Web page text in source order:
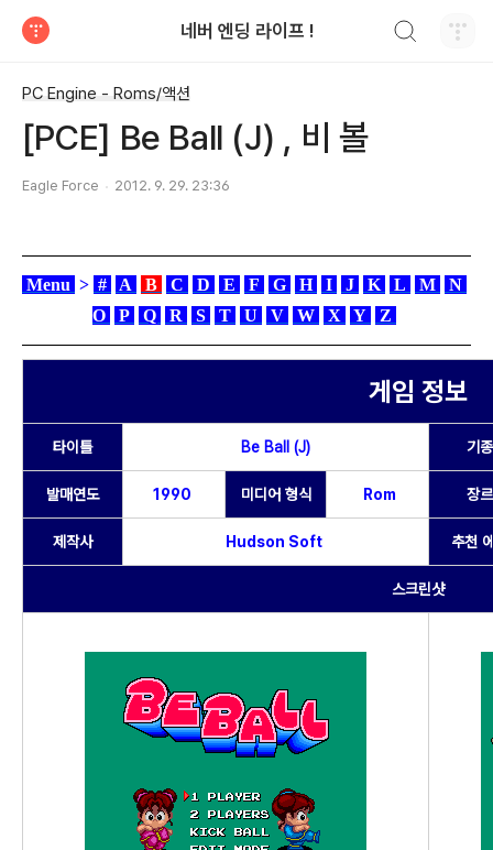
네버 엔딩 라이프 !
PC Engine - Roms/액션
[PCE] Be Ball (J) , 비 볼
Eagle Force 2012. 9. 29. 23:36
Menu > # A B C D E F G H I J K L M
N
O
P Q R S T U V W X Y Z
게임 정보
타이틀 Be Ball (J) 기종
발매연도 1990 미디어 형식 Rom 장르
제작사 Hudson Soft 추천
스크린샷